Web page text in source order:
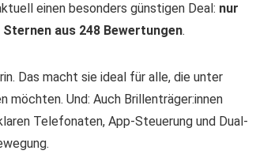
einen besonders günstigen Deal: nur
Sternen aus 248 Bewertungen.
Das macht sie ideal für alle, die unter
möchten. Und: Auch Brillenträger:innen
Telefonaten, App-Steuerung und Dual-